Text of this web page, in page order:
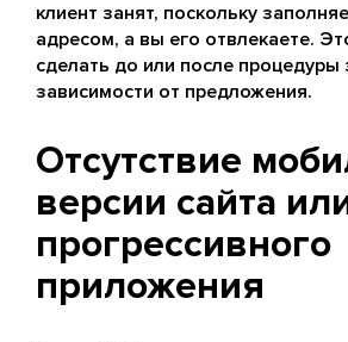
клиент занят, поскольку
адресом, а вы его отвлекаете.
сделать до или после процедуры
зависимости от предложения.
Отсутствие
версии сайта
прогрессивного
приложения